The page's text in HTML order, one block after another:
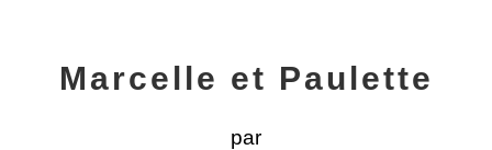
Marcelle et Paulette
par